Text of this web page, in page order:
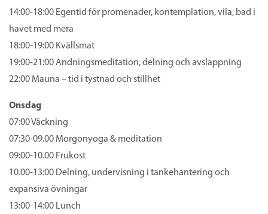
14:00-18:00 Egentid för promenader, kontemplation, vila, bad i
havet med mera
18:00-19:00 Kvällsmat
19:00-21:00 Andningsmeditation, delning och avslappning
22:00 Mauna – tid i tystnad och stillhet
Onsdag
07:00 Väckning
07:30-09.00 Morgonyoga & meditation
09:00-10.00 Frukost
10.00-13:00 Delning, undervisning i tankehantering och
expansiva övningar
13:00-14:00 Lunch